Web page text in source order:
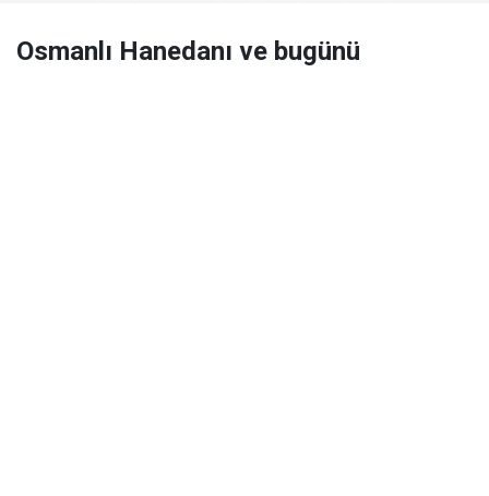
Osmanlı Hanedanı ve bugünü